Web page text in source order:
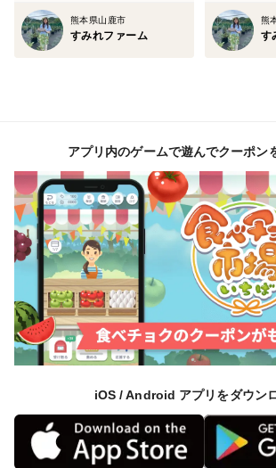
熊本県山鹿市
すみれファーム
熊
す
アプリ内のゲームで遊んでクーポン
iOS / Android アプリをダウン